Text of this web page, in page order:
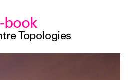
book
Topologies